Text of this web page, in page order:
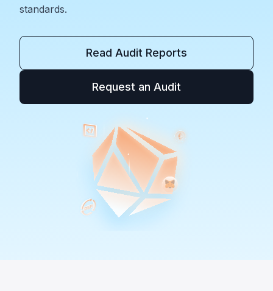
standards.
Read Audit Reports
Request an Audit